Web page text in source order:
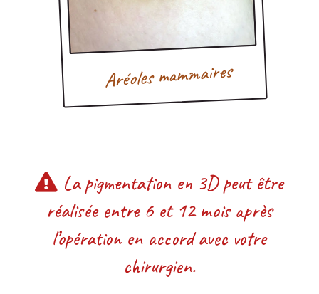
Aréoles mammaires
La pigmentation en 3D peut être
réalisée entre 6 et 12 mois après
l’opération en accord avec votre
chirurgien.